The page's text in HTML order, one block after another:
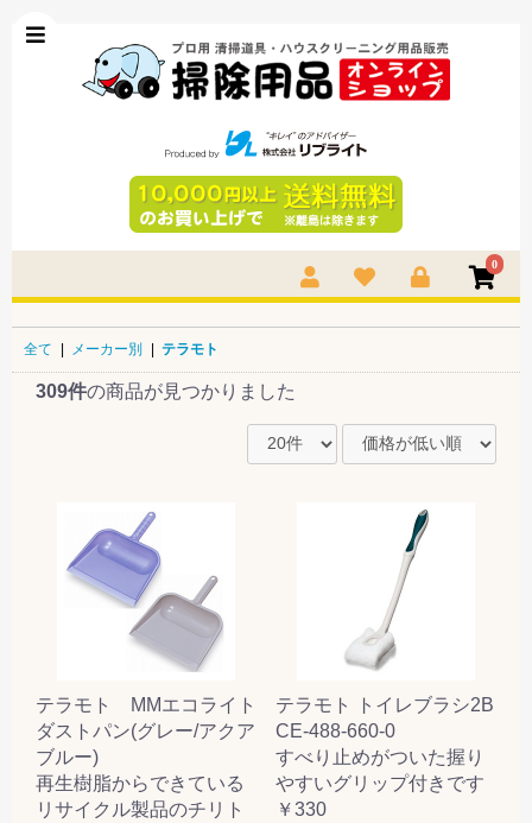
0
全て | メーカー別 | テラモト
309件の商品が見つかりました
テラモト MMエコライト
ダストパン(グレー/アクア
ブルー)
再生樹脂からできている
リサイクル製品のチリト
テラモト トイレブラシ2B
CE-488-660-0
すべり止めがついた握り
やすいグリップ付きです
￥330